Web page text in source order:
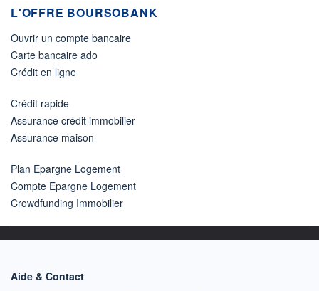
L'OFFRE BOURSOBANK
Ouvrir un compte bancaire
Carte bancaire ado
Crédit en ligne
Crédit rapide
Assurance crédit immobilier
Assurance maison
Plan Epargne Logement
Compte Epargne Logement
Crowdfunding Immobilier
Aide & Contact